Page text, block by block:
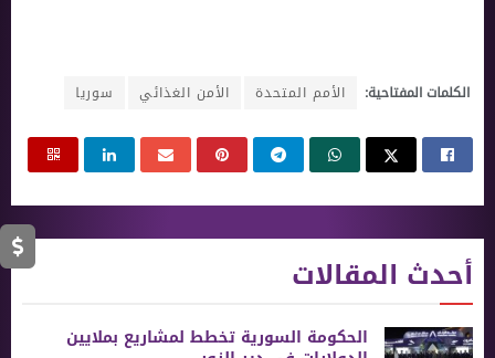
الكلمات المفتاحية: الأمم المتحدة الأمن الغذائي سوريا
أحدث المقالات
الحكومة السورية تخطط لمشاريع بملايين